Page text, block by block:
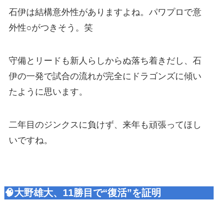
石伊は結構意外性がありますよね。パワプロで意
外性○がつきそう。笑
守備とリードも新人らしからぬ落ち着きだし、石
伊の一発で試合の流れが完全にドラゴンズに傾い
たように思います。
二年目のジンクスに負けず、来年も頑張ってほし
いですね。
🧠大野雄大、11勝目で“復活”を証明